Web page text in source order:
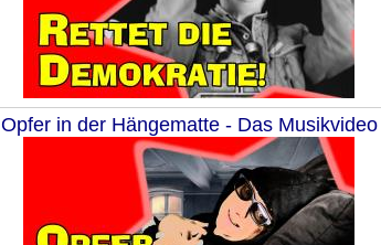
Opfer in der Hängematte - Das Musikvideo